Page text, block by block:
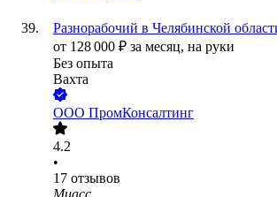
Разнорабочий в Челябинской
от 128 000 ₽ за месяц, на руки
Без опыта
Вахта
ООО ПромКонсалтинг
4.2
•
17 отзывов